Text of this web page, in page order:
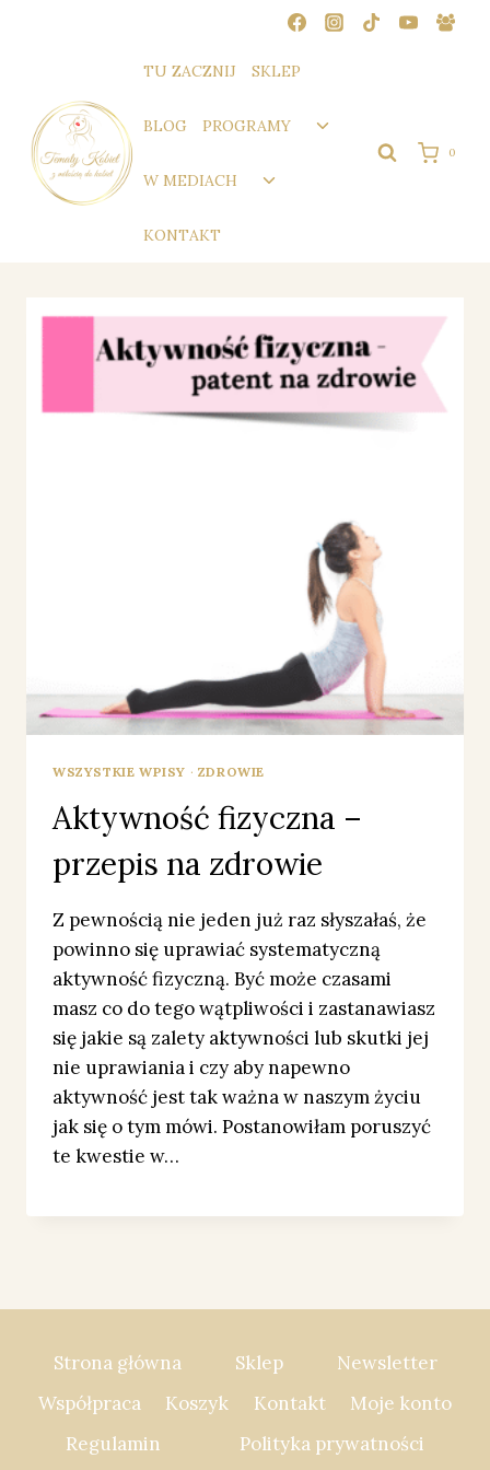
TU ZACZNIJ SKLEP
BLOG PROGRAMY
Przełącz
podrzędne
W MEDIACH
Przełącz
KONTAKT
0
WSZYSTKIE WPISY · ZDROWIE
Aktywność fizyczna –
przepis na zdrowie
Z pewnością nie jeden już raz słyszałaś, że
powinno się uprawiać systematyczną
aktywność fizyczną. Być może czasami
masz co do tego wątpliwości i zastanawiasz
się jakie są zalety aktywności lub skutki jej
nie uprawiania i czy aby napewno
aktywność jest tak ważna w naszym życiu
jak się o tym mówi. Postanowiłam poruszyć
te kwestie w…
Strona główna Sklep
Newsletter
Współpraca
Koszyk Kontakt
Moje konto
Regulamin
Polityka prywatności